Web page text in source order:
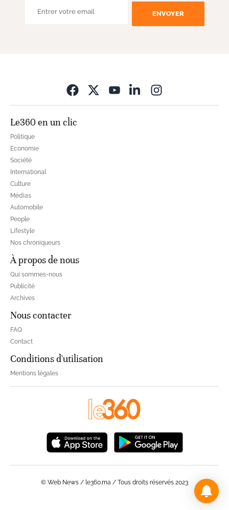
ENVOYER
Le360 en un clic
Politique
Economie
Société
International
Culture
Médias
Automobile
People
Lifestyle
Nos chroniqueurs
À propos de nous
Qui sommes-nous
Publicité
Archives
Nous contacter
FAQ
Contact
Conditions d'utilisation
Mentions légales
© Web News / le360.ma / Tous droits réservés 2023